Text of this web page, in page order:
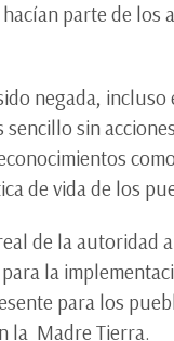
parte de los
negada,
sin
de vida de los
de la autoridad
la
para los
la Madre Tierra.